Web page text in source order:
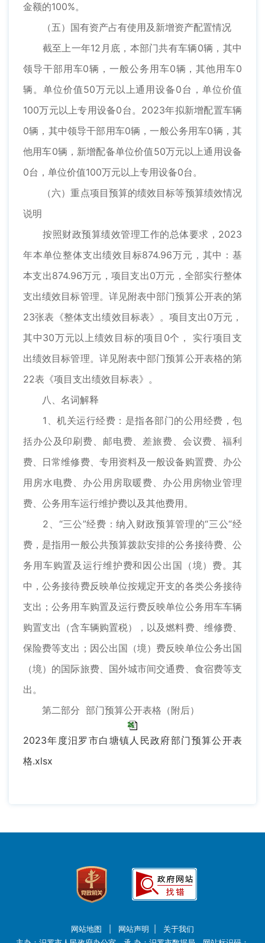
金额的100%。
（五）国有资产占有使用及新增资产配置情况
截至上一年12月底，本部门共有车辆0辆，其中
领导干部用车0辆，一般公务用车0辆，其他用车0
辆。单位价值50万元以上通用设备0台，单位价值
100万元以上专用设备0台。2023年拟新增配置车辆
0辆，其中领导干部用车0辆，一般公务用车0辆，其
他用车0辆，新增配备单位价值50万元以上通用设备
0台，单位价值100万元以上专用设备0台。
（六）重点项目预算的绩效目标等预算绩效情况
说明
按照财政预算绩效管理工作的总体要求，2023
年本单位整体支出绩效目标874.96万元，其中：基
本支出874.96万元，项目支出0万元，全部实行整体
支出绩效目标管理。详见附表中部门预算公开表的第
23张表《整体支出绩效目标表》。项目支出0万元，
其中30万元以上绩效目标的项目0个， 实行项目支
出绩效目标管理。详见附表中部门预算公开表格的第
22表《项目支出绩效目标表》。
八、名词解释
1、机关运行经费：是指各部门的公用经费，包
括办公及印刷费、邮电费、差旅费、会议费、福利
费、日常维修费、专用资料及一般设备购置费、办公
用房水电费、办公用房取暖费、办公用房物业管理
费、公务用车运行维护费以及其他费用。
2、“三公”经费：纳入财政预算管理的“三公“经
费，是指用一般公共预算拨款安排的公务接待费、公
务用车购置及运行维护费和因公出国（境）费。其
中，公务接待费反映单位按规定开支的各类公务接待
支出；公务用车购置及运行费反映单位公务用车车辆
购置支出（含车辆购置税），以及燃料费、维修费、
保险费等支出；因公出国（境）费反映单位公务出国
（境）的国际旅费、国外城市间交通费、食宿费等支
出。
第二部分 部门预算公开表格（附后）
2023年度汨罗市白塘镇人民政府部门预算公开表
格.xlsx
网站地图 网站声明
关于我们